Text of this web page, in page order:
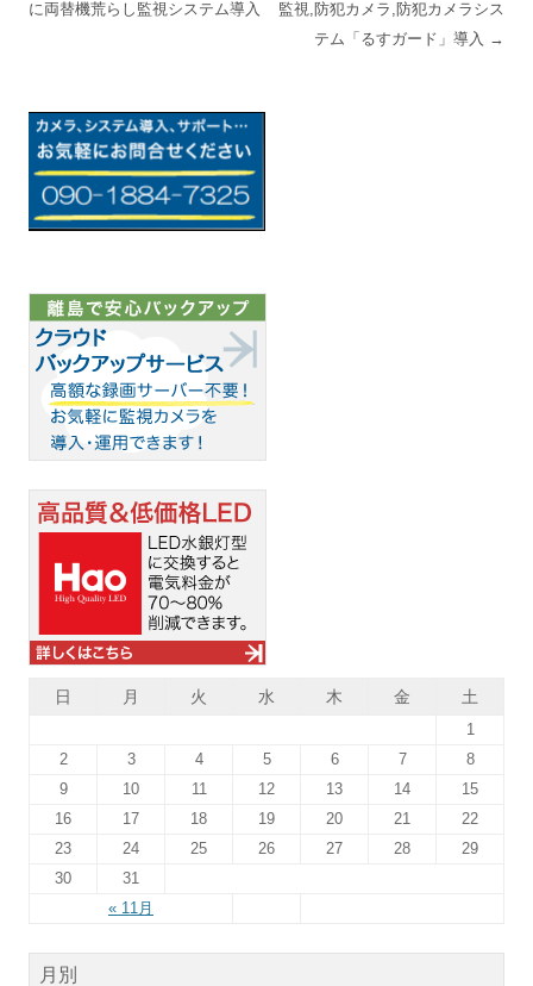
に両替機荒らし監視システム導入
監視,防犯カメラ,防犯カメラシス
テム「るすガード」導入
→
日 月 火 水 木 金 土
« 11月
1
2
3 4 5 6 7
8
9
10 11 12 13 14
15
16
17 18 19 20 21
22
23
24 25 26 27 28
29
30
31
月別